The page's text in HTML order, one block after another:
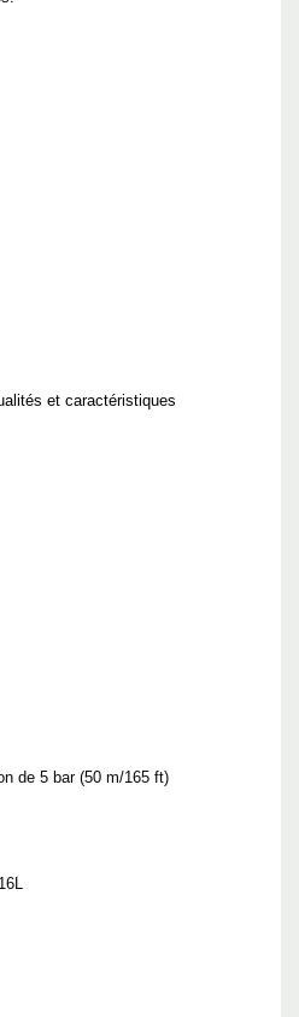
et caractéristiques
de 5 bar (50 m/165 ft)